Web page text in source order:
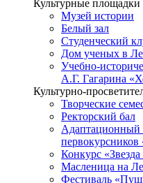
Культурные площадки
Музей истории
Белый зал
Студенческий
Дом ученых в
Учебно-
А.Г. Гагарина
Культурно-
Творческие
Ректорский бал
Адаптационный
первокурсников
Конкурс
Масленица на
Фестиваль